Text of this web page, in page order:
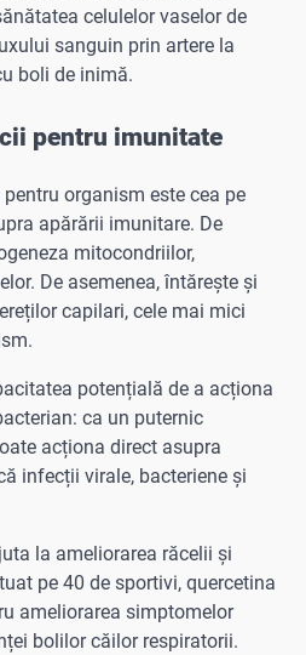
celulelor vaselor de
sanguin prin artere la
boli de inimă.
pentru imunitate
organism este cea pe
apărării imunitare. De
mitocondriilor,
De asemenea, întărește și
capilari, cele mai mici
potențială de a acționa
ca un puternic
acționa direct asupra
infecții virale, bacteriene și
la ameliorarea răcelii și
pe 40 de sportivi, quercetina
ameliorarea simptomelor
bolilor căilor respiratorii.